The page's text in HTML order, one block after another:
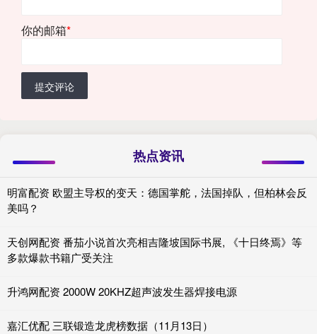
你的邮箱*
提交评论
热点资讯
明富配资 欧盟主导权的变天：德国掌舵，法国掉队，但柏林会反
美吗？
天创网配资 番茄小说首次亮相吉隆坡国际书展, 《十日终焉》等
多款爆款书籍广受关注
升鸿网配资 2000W 20KHZ超声波发生器焊接电源
嘉汇优配 三联锻造龙虎榜数据（11月13日）